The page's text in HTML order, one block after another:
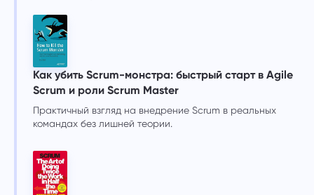
Как убить Scrum-монстра: быстрый старт в Agile
Scrum и роли Scrum Master
Практичный взгляд на внедрение Scrum в реальных
командах без лишней теории.